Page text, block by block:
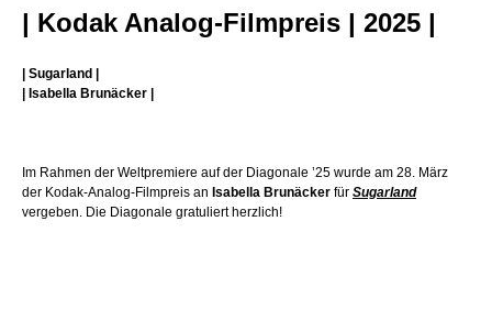
| Kodak Analog-Filmpreis | 2025 |
| Sugarland |
| Isabella Brunäcker
Im Rahmen der Weltpremiere auf der Diagonale ’25 wurde am 28. März
der Kodak-Analog-Filmpreis an Isabella Brunäcker für Sugarland
vergeben. Die Diagonale gratuliert herzlich!